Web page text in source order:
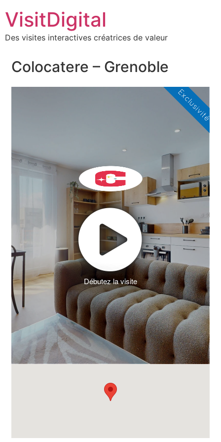
VisitDigital
Des visites interactives créatrices de valeur
Colocatere – Grenoble
Débutez la visite